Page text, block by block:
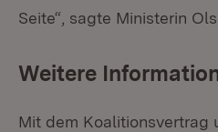
Seite“, sagte Ministerin
Weitere
Mit dem Koalitionsvertrag